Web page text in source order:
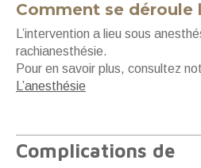
Comment se déroule
L’intervention a lieu sous
rachianesthésie.
Pour en savoir plus, consultez
L’anesthésie
Complications de